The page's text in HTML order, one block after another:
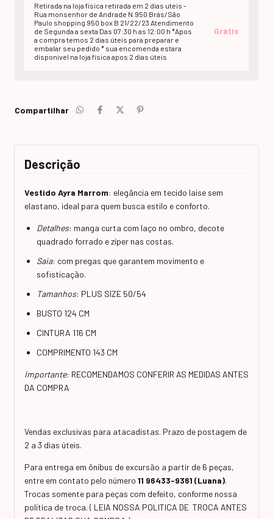
Retirada na loja fisica retirada em 2 dias uteis -
Rua monsenhor de Andrade N.950 Brás/São
Paulo shopping 950 box B 21/22/23 Atendimento
de Segunda a sexta Das 07:30 h as 12:00 h *Apos
a compra temos 2 dias úteis para preparar e
embalar seu pedido * sua encomenda estara
disponivel na loja fisica apos 2 dias úteis
Grátis
Compartilhar
Descrição
Vestido Ayra Marrom: elegância em tecido laise sem
elastano, ideal para quem busca estilo e conforto.
Detalhes: manga curta com laço no ombro, decote
quadrado forrado e zíper nas costas.
Saia: com pregas que garantem movimento e
sofisticação.
Tamanhos: PLUS SIZE 50/54
BUSTO 124 CM
CINTURA 116 CM
COMPRIMENTO 143 CM
Importante: RECOMENDAMOS CONFERIR AS MEDIDAS ANTES
DA COMPRA
Vendas exclusivas para atacadistas. Prazo de postagem de
2 a 3 dias úteis.
Para entrega em ônibus de excursão a partir de 6 peças,
entre em contato pelo número 11 96433-9361 (Luana).
Trocas somente para peças com defeito, conforme nossa
política de troca. ( LEIA NOSSA POLITICA DE TROCA ANTES